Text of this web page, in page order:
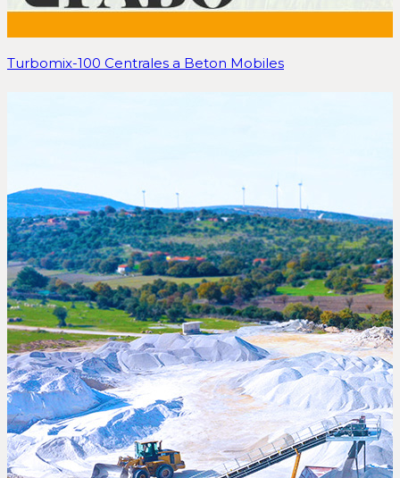
Turbomix-100 Centrales a Beton Mobiles